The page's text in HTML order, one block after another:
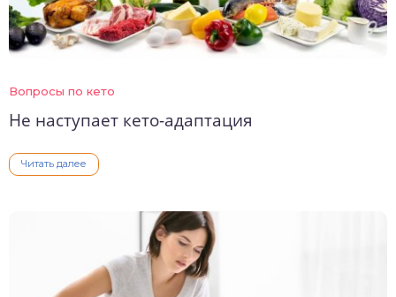
Вопросы по кето
Не наступает кето-адаптация
Читать далее